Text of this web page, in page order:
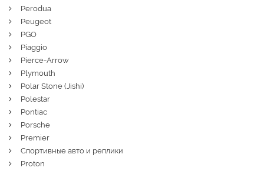
Perodua
Peugeot
PGO
Piaggio
Pierce-Arrow
Plymouth
Polar Stone (Jishi)
Polestar
Pontiac
Porsche
Premier
Спортивные авто и реплики
Proton